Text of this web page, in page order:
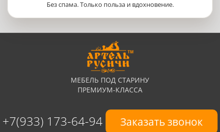
Без спама. Только польза и вдохновение.
МЕБЕЛЬ ПОД СТАРИНУ
ПРЕМИУМ-КЛАССА
+7(933) 173-64-94 Заказать звонок